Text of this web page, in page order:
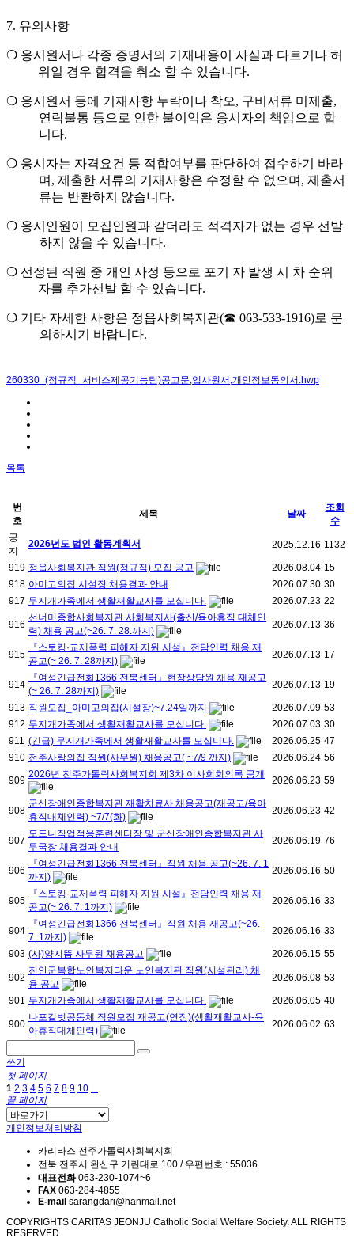
7. 유의사항
❍ 응시원서나 각종 증명서의 기재내용이 사실과 다르거나 허
위일 경우 합격을 취소 할 수 있습니다.
❍ 응시원서 등에 기재사항 누락이나 착오, 구비서류 미제출,
연락불통 등으로 인한 불이익은 응시자의 책임으로 합
니다.
❍ 응시자는 자격요건 등 적합여부를 판단하여 접수하기 바라
며 ,제출한 서류의 기재사항은 수정할 수 없으며 ,제출서
류는 반환하지 않습니다.
❍ 응시인원이 모집인원과 같더라도 적격자가 없는 경우 선발
하지 않을 수 있습니다.
❍ 선정된 직원 중 개인 사정 등으로 포기 자 발생 시 차 순위
자를 추가선발 할 수 있습니다.
❍ 기타 자세한 사항은 정읍사회복지관(☎ 063-533-1916)로 문
의하시기 바랍니다.
260330_(정규직_서비스제공기능팀)공고문,입사원서,개인정보동의서.hwp
목록
번
호
제목 날짜
조회
수
공
지
2026년도 법인 활동계획서 2025.12.16 1132
919 정읍사회복지관 직원(정규직) 모집 공고 2026.08.04 15
918 아미고의집 시설장 채용결과 안내 2026.07.30 30
917 무지개가족에서 생활재활교사를 모십니다. 2026.07.23 22
916
선너머종합사회복지관 사회복지사(출산/육아휴직 대체인
력) 채용 공고(~26. 7. 28.까지)
2026.07.13 36
915
『스토킹·교제폭력 피해자 지원 시설』전담인력 채용 재
공고(~ 26. 7. 28까지)
2026.07.13 17
914
『여성긴급전화1366 전북센터』현장상담원 채용 재공고
(~ 26. 7. 28까지)
2026.07.13 19
913 직원모집_아미고의집(시설장)~7.24일까지 2026.07.09 53
912 무지개가족에서 생활재활교사를 모십니다. 2026.07.03 30
911 (긴급) 무지개가족에서 생활재활교사를 모십니다. 2026.06.25 47
910 전주사랑의집 직원(사무원) 채용공고( ~7/9 까지) 2026.06.24 56
909
2026년 전주가톨릭사회복지회 제3차 이사회회의록 공개
2026.06.23 59
908
군산장애인종합복지관 재활치료사 채용공고(재공고/육아
휴직대체인력) ~7/7(화)
2026.06.23 42
907
모드니직업적응훈련센터장 및 군산장애인종합복지관 사
무국장 채용결과 안내
2026.06.19 76
906
『여성긴급전화1366 전북센터』직원 채용 공고(~26. 7. 1
까지)
2026.06.16 50
905
『스토킹·교제폭력 피해자 지원 시설』전담인력 채용 재
공고(~ 26. 7. 1까지)
2026.06.16 33
904
『여성긴급전화1366 전북센터』직원 채용 재공고(~26.
7. 1까지)
2026.06.16 33
903 (사)양지뜸 사무원 채용공고 2026.06.15 55
902
진안군복합노인복지타운 노인복지관 직원(시설관리) 채
용 공고
2026.06.08 53
901 무지개가족에서 생활재활교사를 모십니다. 2026.06.05 40
900
나포길벗공동체 직원모집 재공고(연장)(생활재활교사-육
아휴직대체인력)
2026.06.02 63
쓰기
첫 페이지
1 2 3 4 5 6 7 8 9 10 ...
끝 페이지
개인정보처리방침
카리타스 전주가톨릭사회복지회
전북 전주시 완산구 기린대로 100 / 우편번호 : 55036
대표전화063-230-1074~6
FAX 063-284-4855
E-mail sarangdari@hanmail.net
COPYRIGHTS CARITAS JEONJU Catholic Social Welfare Society. ALL RIGHTS
RESERVED.